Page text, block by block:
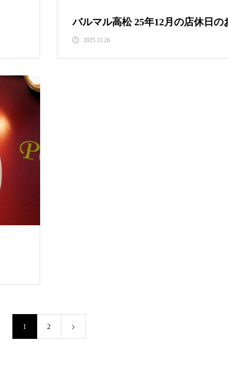
バルマル高松 25年12月の店休日の
2025.11.26
1 2